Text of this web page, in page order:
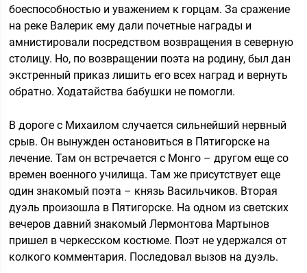
боеспособностью и уважением к горцам. За сражение
на реке Валерик ему дали почетные награды и
амнистировали посредством возвращения в северную
столицу. Но, по возвращении поэта на родину, был дан
экстренный приказ лишить его всех наград и вернуть
обратно. Ходатайства бабушки не помогли.
В дороге с Михаилом случается сильнейший нервный
срыв. Он вынужден остановиться в Пятигорске на
лечение. Там он встречается с Монго – другом еще со
времен военного училища. Там же присутствует еще
один знакомый поэта – князь Васильчиков. Вторая
дуэль произошла в Пятигорске. На одном из светских
вечеров давний знакомый Лермонтова Мартынов
пришел в черкесском костюме. Поэт не удержался от
колкого комментария. Последовал вызов на дуэль.